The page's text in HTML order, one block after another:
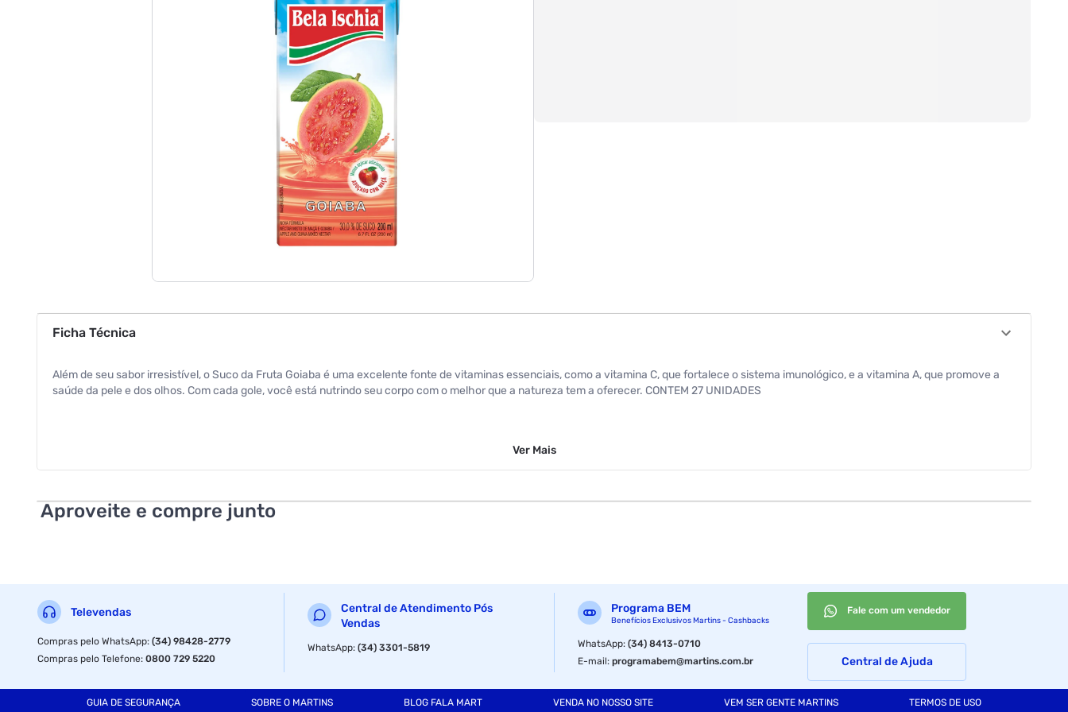
Ficha Técnica
Além de seu sabor irresistível, o Suco da Fruta Goiaba é uma excelente fonte de vitaminas essenciais, como a vitamina C, que fortalece o sistema imunológico, e a vitamina A, que promove a
saúde da pele e dos olhos. Com cada gole, você está nutrindo seu corpo com o melhor que a natureza tem a oferecer. CONTEM 27 UNIDADES
Ver Mais
Aproveite e compre junto
Televendas
Compras pelo WhatsApp:(34) 98428-2779
Compras pelo Telefone:0800 729 5220
Central de Atendimento Pós
Vendas
WhatsApp:(34) 3301-5819
Programa BEM
Benefícios Exclusivos Martins - Cashbacks
WhatsApp:(34) 8413-0710
E-mail:programabem@martins.com.br
Fale com um vendedor
Central de Ajuda
GUIA DE SEGURANÇA SOBRE O MARTINS BLOG FALA MART VENDA NO NOSSO SITE VEM SER GENTE MARTINS TERMOS DE USO